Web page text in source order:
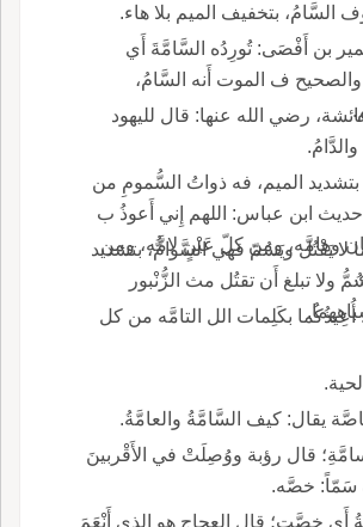
السَّامُ، بتخفيف الميم بلا هاء.
بن أَفْصَى: تُورِدُه السَّامَّةَ أَي
ف الموت أَنه السَّامُ،
رضي الله عنها: قال لليهود
وأَما السَّامَّةُ، بتشديد الميم، فه ذواتُ السُّمومِ من
حديث ابن عباس: اللهم إِني أَعوذُ ب
وهامَّه، ومن كلّ عَيْنٍ لامَّه، ومن
لا يَقْتُل ويَسُمّ فهي السَّوامُّ، بتشديد
ولا تبلغ أَن تقتُل مث الزُّنْبور
بكَلِمات الل التامَّه من كل
يقال: كيف السَّامَّةُ والعامَّةُ.
قال رؤبة ووُصِلَتْ في الأَقْربينَ
سَمّاً: خصَّه.
أَي خصَّت؛ قال العجاج هو الذي أَنْعَمَ